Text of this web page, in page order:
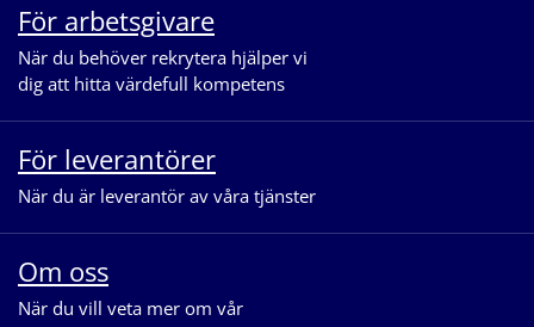
För arbetsgivare
När du behöver rekrytera hjälper vi
dig att hitta värdefull kompetens
För leverantörer
När du är leverantör av våra tjänster
Om oss
När du vill veta mer om vår